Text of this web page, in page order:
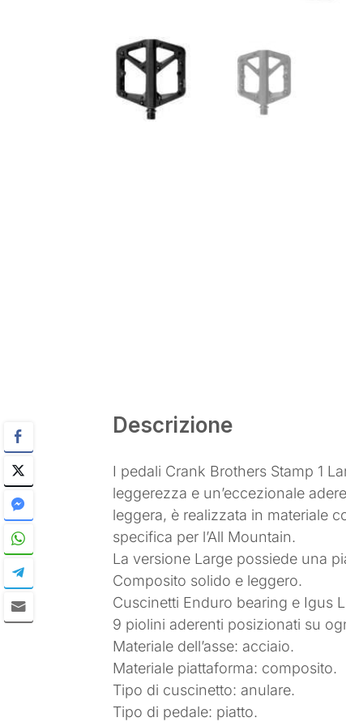
Descrizione
I pedali Crank Brothers Stamp 1
leggerezza e un’eccezionale
leggera, è realizzata in materiale
specifica per l’All Mountain.
La versione Large possiede una
Composito solido e leggero.
Cuscinetti Enduro bearing e Igus
9 piolini aderenti posizionati su
Materiale dell’asse: acciaio.
Materiale piattaforma: composito.
Tipo di cuscinetto: anulare.
Tipo di pedale: piatto.